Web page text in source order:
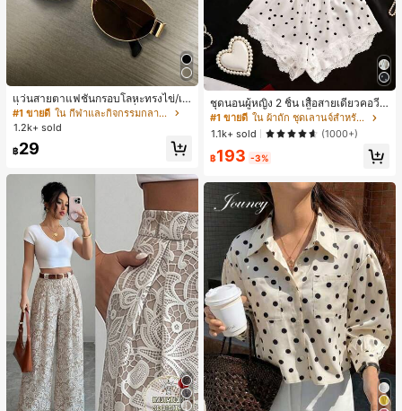
แว่นสายตาแฟชั่นกรอบโลหะทรงไข่/เห
ลี่ยมสำหรับผู้หญิง (กรอบครึ่ง), เหมาะ
สำหรับใส่ในชีวิตประจำวันและกิจกรรม
#1 ขายดี
ใน กีฬาและกิจกรรมกลางแจ้ง
1.2k+ sold
฿29
ชุดนอนผู้หญิง 2 ชิ้น เสื้อสายเดี่ยวคอวีลู
กไม้ พร้อมกางเกงขาสั้นแต่งลูกไม้ แต่ง
โบว์ที่เอว ชุดลำลองผู้หญิงนุ่มสบายน่ารั
ก สไตล์เอสเธติก
#1 ขายดี
ใน ผ้าถัก ชุดเลานจ์สำหรับผู้หญิง
1.1k+ sold
(1000+)
฿193 -3%